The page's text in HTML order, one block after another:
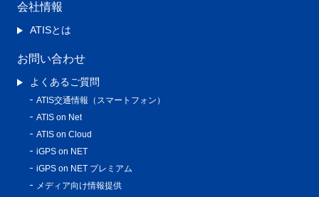
会社情報
ATISとは
お問い合わせ
よくあるご質問
ATIS交通情報（スマートフォン）
ATIS on Net
ATIS on Cloud
iGPS on NET
iGPS on NET プレミアム
メディア向け情報提供